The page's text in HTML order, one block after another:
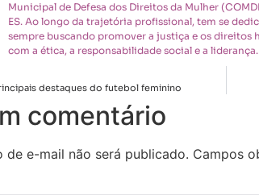
Municipal de Defesa dos Direitos da Mulher
ES. Ao longo da trajetória profissional, tem se
sempre buscando promover a justiça e os direitos
com a ética, a responsabilidade social e a liderança.
destaques do futebol feminino
comentário
de e-mail não será publicado. Campos